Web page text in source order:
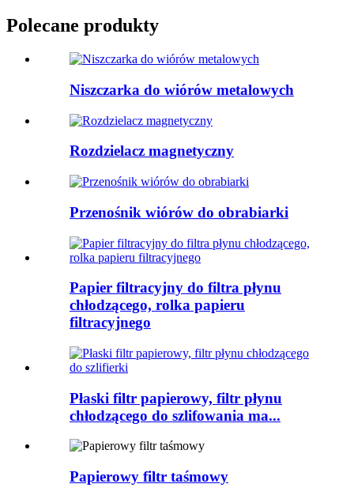
Polecane produkty
Niszczarka do wiórów metalowych
Rozdzielacz magnetyczny
Przenośnik wiórów do obrabiarki
Papier filtracyjny do filtra płynu
chłodzącego, rolka papieru
filtracyjnego
Płaski filtr papierowy, filtr płynu
chłodzącego do szlifowania ma...
Papierowy filtr taśmowy